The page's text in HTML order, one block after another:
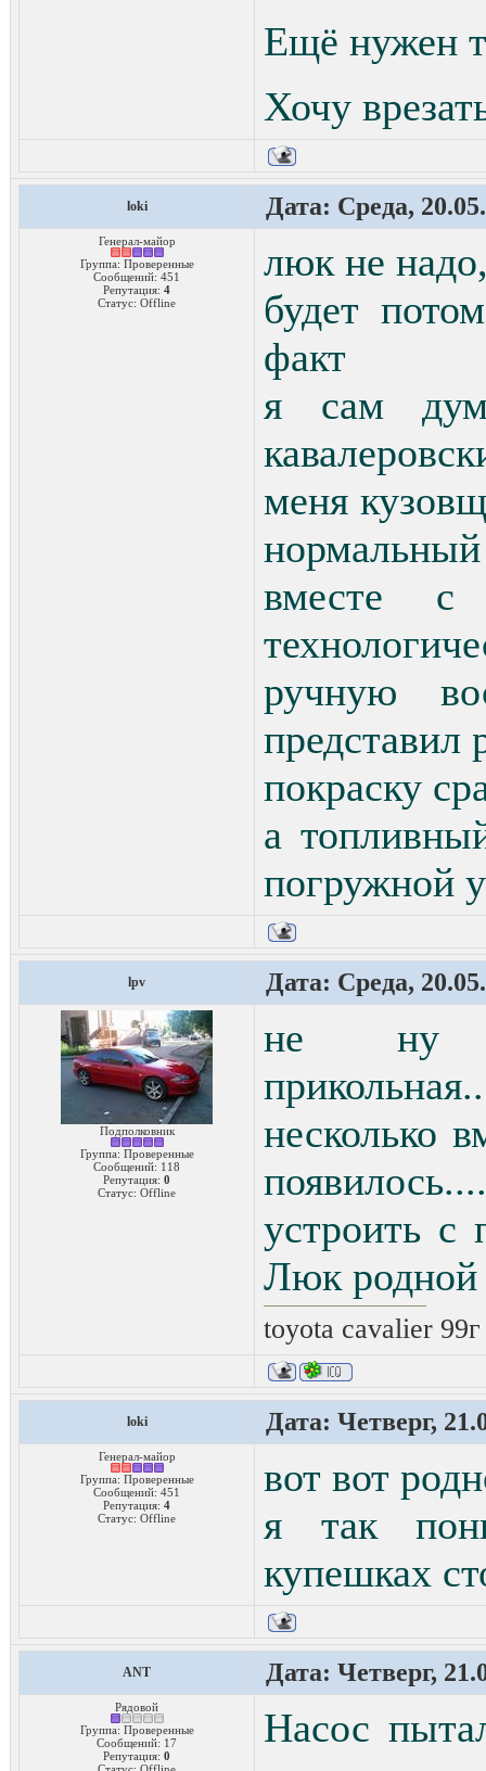
Ещё нужен
Хочу
loki Дата: Среда,
Генерал-майор
Группа: Проверенные
Сообщений: 451
Репутация: 4
Статус: Offline
люк не
будет
факт
я сам
меня
вместе
ручную
представил
покраску
а
погружной
lpv Дата: Среда,
Подполковник
Группа: Проверенные
Сообщений: 118
Репутация: 0
Статус: Offline
не ну
несколько
устроить с
Люк родной
toyota cavalier
loki Дата: Четверг,
Генерал-майор
Группа: Проверенные
Сообщений: 451
Репутация: 4
Статус: Offline
вот вот
я так
купешках
ANT Дата: Четверг,
Рядовой
Группа: Проверенные
Сообщений: 17
Репутация: 0
Статус: Offline
Насос